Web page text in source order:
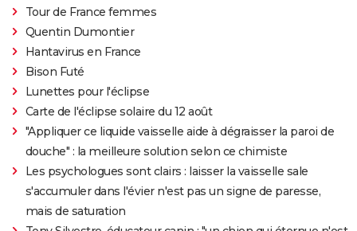
Tour de France femmes
Quentin Dumontier
Hantavirus en France
Bison Futé
Lunettes pour l'éclipse
Carte de l'éclipse solaire du 12 août
"Appliquer ce liquide vaisselle aide à dégraisser la paroi de
douche" : la meilleure solution selon ce chimiste
Les psychologues sont clairs : laisser la vaisselle sale
s'accumuler dans l'évier n'est pas un signe de paresse,
mais de saturation